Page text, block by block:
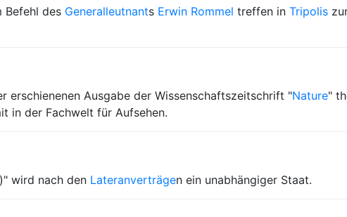
Befehl des Generalleutnants Erwin Rommel treffen in Tripolis
erschienenen Ausgabe der Wissenschaftszeitschrift "Nature"
in der Fachwelt für Aufsehen.
wird nach den Lateranverträgen ein unabhängiger Staat.